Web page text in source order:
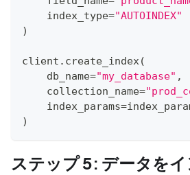
    index_type
="AUTOINDEX"
)
client . create_index(
    db_name
="my_database" ,
    collection_name
=
    index_params
=
)
ステップ 5: データを